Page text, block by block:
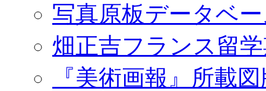
写真原板データベ
畑正吉フランス留
『美術画報』所載